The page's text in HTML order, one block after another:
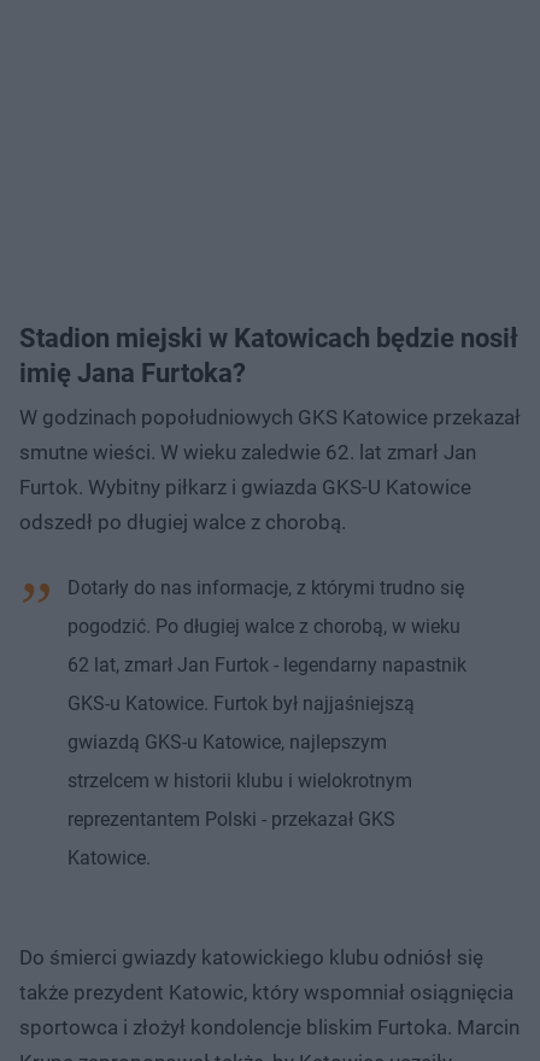
Stadion miejski w Katowicach będzie nosił
imię Jana Furtoka?
W godzinach popołudniowych GKS Katowice przekazał
smutne wieści. W wieku zaledwie 62. lat zmarł Jan
Furtok. Wybitny piłkarz i gwiazda GKS-U Katowice
odszedł po długiej walce z chorobą.
Dotarły do nas informacje, z którymi trudno się
pogodzić. Po długiej walce z chorobą, w wieku
62 lat, zmarł Jan Furtok - legendarny napastnik
GKS-u Katowice. Furtok był najjaśniejszą
gwiazdą GKS-u Katowice, najlepszym
strzelcem w historii klubu i wielokrotnym
reprezentantem Polski - przekazał GKS
Katowice.
Do śmierci gwiazdy katowickiego klubu odniósł się
także prezydent Katowic, który wspomniał osiągnięcia
sportowca i złożył kondolencje bliskim Furtoka. Marcin